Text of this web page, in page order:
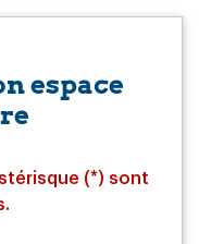
espace
(*) sont